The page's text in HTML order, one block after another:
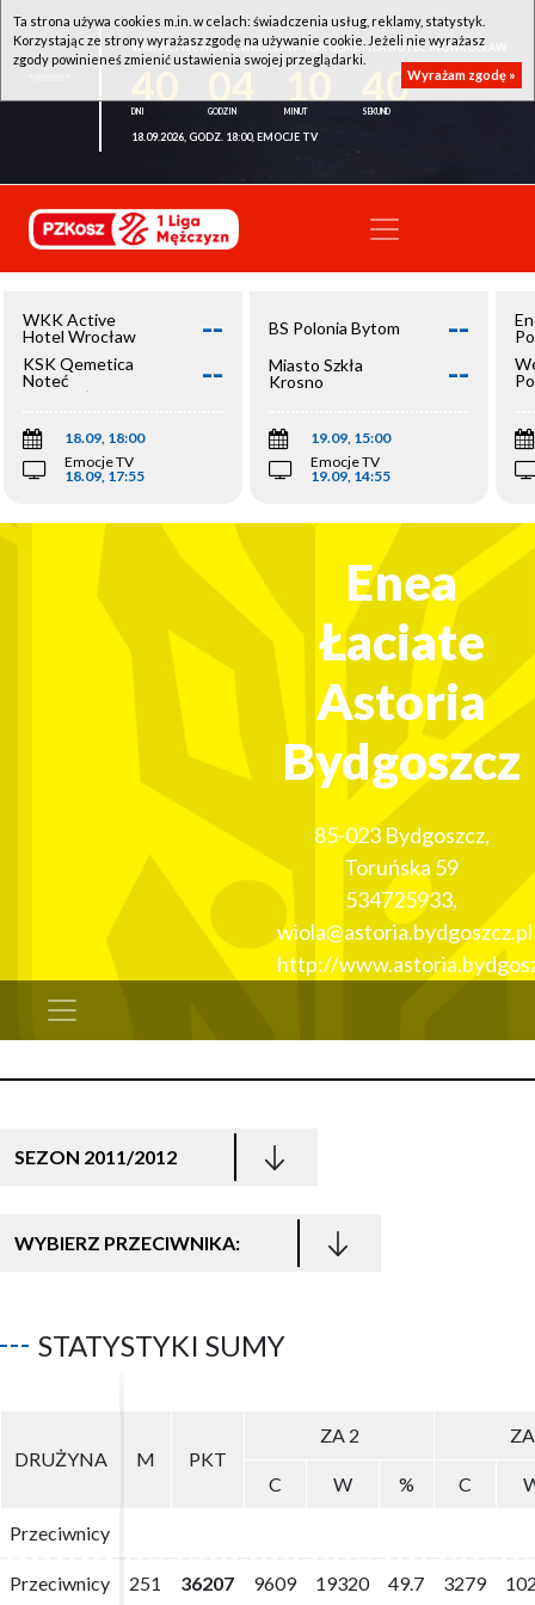
WKK ACTIVE HOTEL WROCŁAW - KSK QEMETICA NOTEĆ INOWROCŁAW
40
18.09.2026, GODZ. 18:00, EMOCJE TV
WKK Active
Hotel Wrocław
--
KSK Qemetica
Noteć
Inowrocław
--
18.09, 18:00
Emocje TV
18.09, 17:55
BS Polonia Bytom --
Miasto Szkła
Krosno
--
19.09, 15:00
Emocje TV
19.09, 14:55
Enea
Łaciate
Astoria
Bydgoszcz
85-023 Bydgoszcz,
Toruńska 59
534725933,
wiola@astoria.bydgoszcz.pl
http://
SEZON 2011/2012
WYBIERZ PRZECIWNIKA:
STATYSTYKI SUMY
DRUŻYNA M PKT
ZA 2
C W % C
Przeciwnicy
Przeciwnicy 251 36207 9609 19320 49.7 3279
DRUŻYNA M PKT
ZA 2
C W % C
Przeciwnicy
Przeciwnicy 251 36207 9609 19320 49.7 3279
Ta strona używa cookies m.in. w celach: świadczenia usług, reklamy, statystyk.
Korzystając ze strony wyrażasz zgodę na używanie cookie. Jeżeli nie wyrażasz
zgody powinieneś zmienić ustawienia swojej przeglądarki.
Wyrażam zgodę »